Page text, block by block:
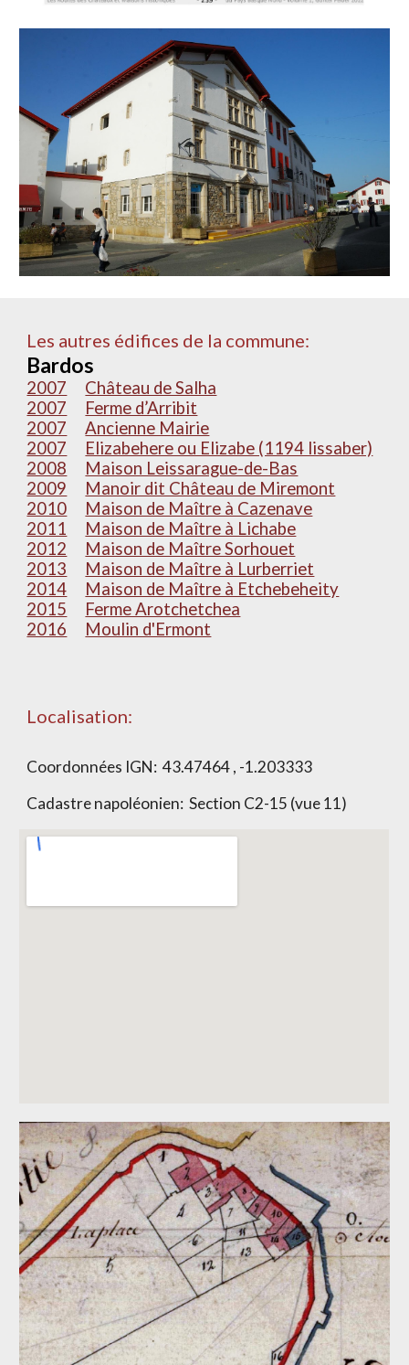
Les autres édifices de la commune:
Bardos
2007
Château de Salha
2007
Ferme d’Arribit
2007
Ancienne Mairie
2007
Elizabehere ou Elizabe (1194 lissaber)
2008
Maison Leissarague-de-Bas
2009
Manoir dit Château de Miremont
2010
Maison de Maître à Cazenave
2011
Maison de Maître à Lichabe
2012
Maison de Maître Sorhouet
2013
Maison de Maître à Lurberriet
2014
Maison de Maître à Etchebeheity
2015
Ferme Arotchetchea
2016
Moulin d'Ermont
Localisation:
Coordonnées IGN:43.47464 , -1.203333
Cadastre napoléonien: Section C2-15 (vue 11)